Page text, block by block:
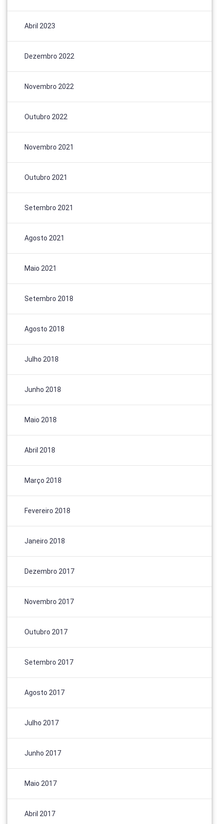
Abril 2023
Dezembro 2022
Novembro 2022
Outubro 2022
Novembro 2021
Outubro 2021
Setembro 2021
Agosto 2021
Maio 2021
Setembro 2018
Agosto 2018
Julho 2018
Junho 2018
Maio 2018
Abril 2018
Março 2018
Fevereiro 2018
Janeiro 2018
Dezembro 2017
Novembro 2017
Outubro 2017
Setembro 2017
Agosto 2017
Julho 2017
Junho 2017
Maio 2017
Abril 2017